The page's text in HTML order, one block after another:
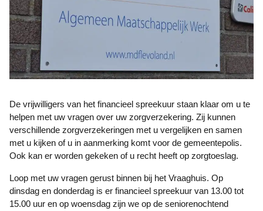
De vrijwilligers van het financieel spreekuur staan klaar om u te
helpen met uw vragen over uw zorgverzekering. Zij kunnen
verschillende zorgverzekeringen met u vergelijken en samen
met u kijken of u in aanmerking komt voor de gemeentepolis.
Ook kan er worden gekeken of u recht heeft op zorgtoeslag.
Loop met uw vragen gerust binnen bij het Vraaghuis. Op
dinsdag en donderdag is er financieel spreekuur van 13.00 tot
15.00 uur en op woensdag zijn we op de seniorenochtend